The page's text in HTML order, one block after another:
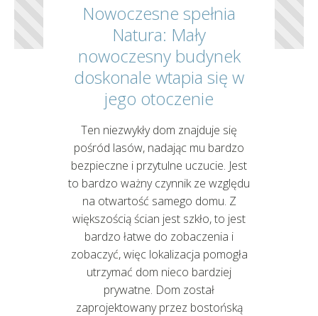
Nowoczesne spełnia
Natura: Mały
nowoczesny budynek
doskonale wtapia się w
jego otoczenie
Ten niezwykły dom znajduje się
pośród lasów, nadając mu bardzo
bezpieczne i przytulne uczucie. Jest
to bardzo ważny czynnik ze względu
na otwartość samego domu. Z
większością ścian jest szkło, to jest
bardzo łatwe do zobaczenia i
zobaczyć, więc lokalizacja pomogła
utrzymać dom nieco bardziej
prywatne. Dom został
zaprojektowany przez bostońską